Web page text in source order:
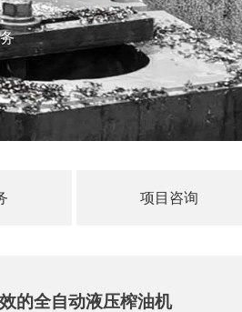
项目咨询
的全自动液压榨油机